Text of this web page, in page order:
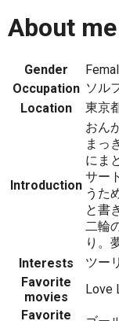
About me
Gender
Occupation ソル
Location
東京
Introduction
おん
まっ
にま
サー
うた
と書
二輪
り。
Interests
ツー
Favorite
movies
Love
Favorite